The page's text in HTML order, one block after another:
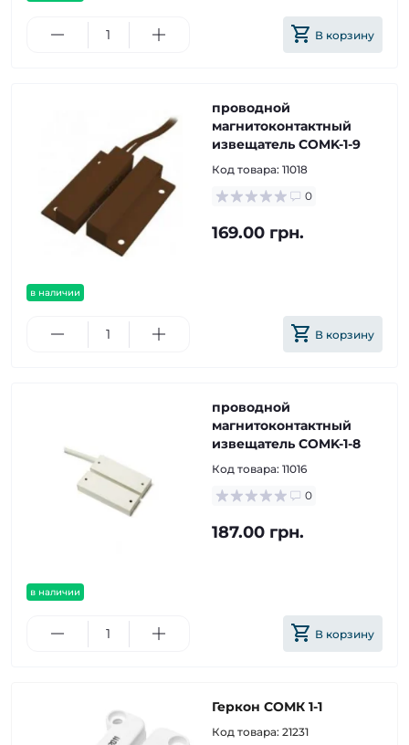
В корзину
в наличии
проводной
магнитоконтактный
извещатель COMK-1-9
Код товара: 11018
0
169.00 грн.
В корзину
в наличии
проводной
магнитоконтактный
извещатель COMK-1-8
Код товара: 11016
0
187.00 грн.
В корзину
Геркон СОМК 1-1
Код товара: 21231